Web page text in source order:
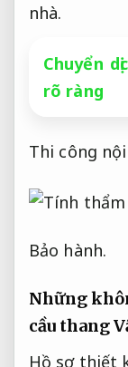
nhà.
Chuyển
rõ ràng
Thi công
Bảo hành.
Những
cầu thang
Hồ sơ thiết